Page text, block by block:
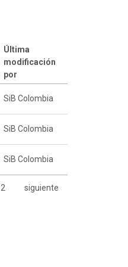
Última
modificación
por
SiB Colombia
SiB Colombia
SiB Colombia
2 siguiente